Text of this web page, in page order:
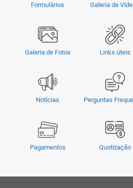
Formulários Galeria de
Galeria de Fotos Links úteis
Notícias Perguntas
Pagamentos Quotização